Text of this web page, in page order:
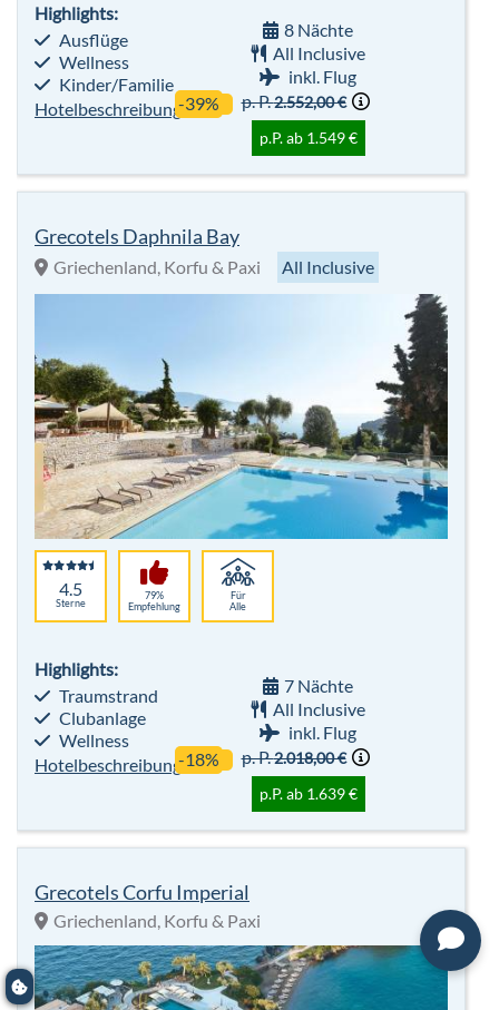
Highlights:
Ausflüge
Wellness
Kinder/Familie
Hotelbeschreibung
8 Nächte
All Inclusive
inkl. Flug
-39%
p. P.2.552,00 €
p.P. ab 1.549 €
Grecotels Daphnila Bay
Griechenland, Korfu & Paxi All Inclusive
4.5
Sterne
79%
Empfehlung
Für
Alle
Highlights:
Traumstrand
Clubanlage
Wellness
Hotelbeschreibung
7 Nächte
All Inclusive
inkl. Flug
-18%
p. P.2.018,00 €
p.P. ab 1.639 €
Grecotels Corfu Imperial
Griechenland, Korfu & Paxi